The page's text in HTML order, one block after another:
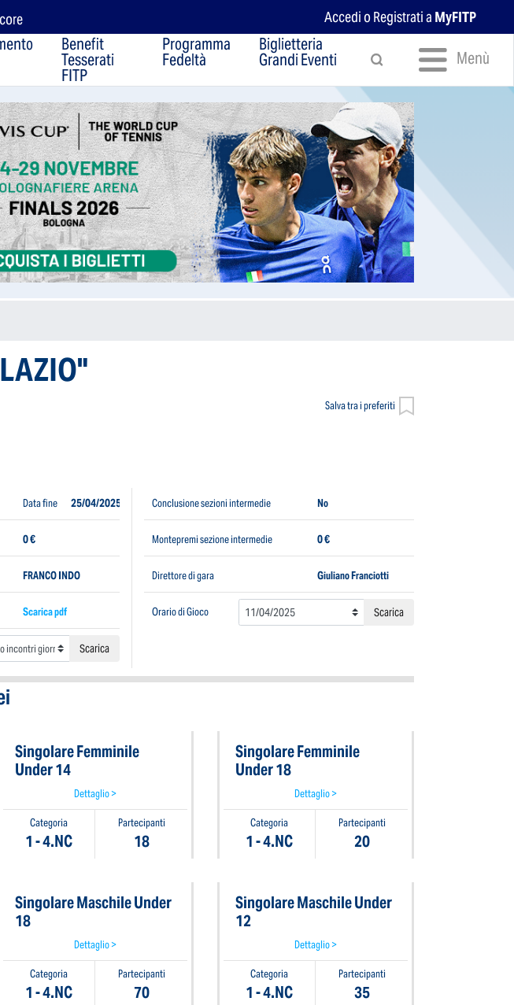
Accedi o Registrati a MyFITP
Benefit
Tesserati
FITP
Programma
Fedeltà
Biglietteria
Grandi Eventi Menù
Salva tra i preferiti
Data fine 25/04/2025
0 €
FRANCO INDO
Scarica pdf
Scarica
Conclusione sezioni intermedie No
Montepremi sezione intermedie 0 €
Direttore di gara Giuliano Franciotti
Orario di Gioco Scarica
Singolare Femminile
Under 14
Dettaglio >
Categoria
1 - 4.NC
Partecipanti
18
Singolare Femminile
Under 18
Dettaglio >
Categoria
1 - 4.NC
Partecipanti
20
Singolare Maschile Under
18
Dettaglio >
Categoria
1 - 4.NC
Partecipanti
70
Singolare Maschile Under
12
Dettaglio >
Categoria
1 - 4.NC
Partecipanti
35